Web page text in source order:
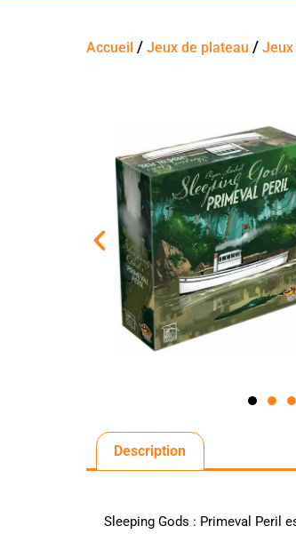
Accueil /Jeux de plateau /
Description
Sleeping Gods : Primeval Peril